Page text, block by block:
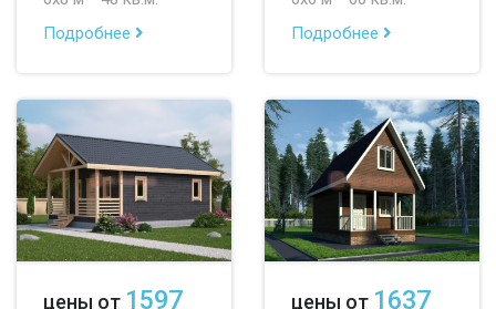
Подробнее
Подробнее
цены от 1597
цены от 1637